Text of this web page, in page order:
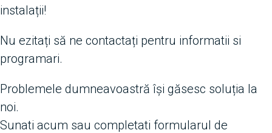
instalații!
Nu ezitați să ne contactați pentru informatii si
programari.
Problemele dumneavoastră își găsesc soluția la
noi.
Sunati acum sau completati formularul de